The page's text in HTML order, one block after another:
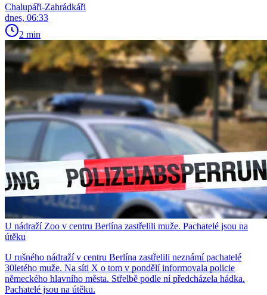
Chalupáři-Zahrádkáři
dnes, 06:33
2 min
U nádraží Zoo v centru Berlína zastřelili muže. Pachatelé jsou na
útěku
U rušného nádraží v centru Berlína zastřelili neznámí pachatelé
30letého muže. Na síti X o tom v pondělí informovala policie
německého hlavního města. Střelbě podle ní předcházela hádka.
Pachatelé jsou na útěku.